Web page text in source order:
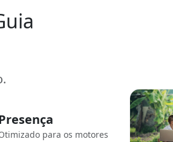
para os motores